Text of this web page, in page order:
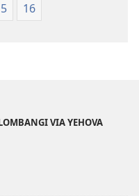
16
VIA YEHOVA